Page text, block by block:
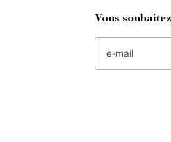
Vous